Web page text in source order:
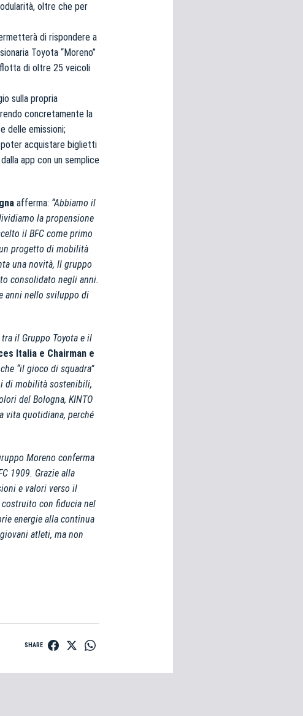
oltre che per
di rispondere a
Toyota “Moreno”
di oltre 25 veicoli
sulla propria
concretamente la
delle emissioni;
poter acquistare biglietti
app con un semplice
afferma: “Abbiamo il
la propensione
il BFC come primo
progetto di mobilità
una novità, Il gruppo
consolidato negli anni.
anni nello sviluppo di
il Gruppo Toyota e il
Italia e Chairman e
“il gioco di squadra”
di mobilità sostenibili,
del Bologna, KINTO
vita quotidiana, perché
Moreno conferma
1909. Grazie alla
e valori verso il
con fiducia nel
energie alla continua
atleti, ma non
SHARE
abbonatipossessori
il.